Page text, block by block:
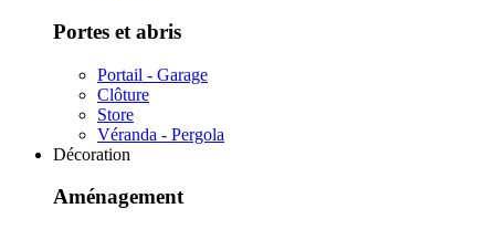
Portes et abris
Portail - Garage
Clôture
Store
Véranda - Pergola
Décoration
Aménagement